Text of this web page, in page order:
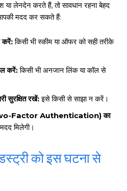
लेनदेन करते हैं, तो सावधान रहना बेहद
मदद कर सकते हैं:
करें:किसी भी स्कीम या ऑफर को सही तरीके
करें:किसी भी अनजान लिंक या कॉल से
सुरक्षित रखें:इसे किसी से साझा न करें।
Factor Authentication) का
मिलेगी।
को इस घटना से